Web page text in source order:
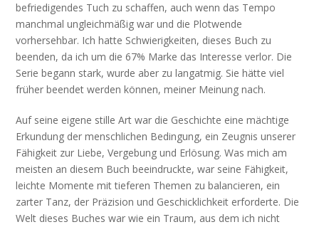
befriedigendes Tuch zu schaffen, auch wenn das Tempo
manchmal ungleichmäßig war und die Plotwende
vorhersehbar. Ich hatte Schwierigkeiten, dieses Buch zu
beenden, da ich um die 67% Marke das Interesse verlor. Die
Serie begann stark, wurde aber zu langatmig. Sie hätte viel
früher beendet werden können, meiner Meinung nach.
Auf seine eigene stille Art war die Geschichte eine mächtige
Erkundung der menschlichen Bedingung, ein Zeugnis unserer
Fähigkeit zur Liebe, Vergebung und Erlösung. Was mich am
meisten an diesem Buch beeindruckte, war seine Fähigkeit,
leichte Momente mit tieferen Themen zu balancieren, ein
zarter Tanz, der Präzision und Geschicklichkeit erforderte. Die
Welt dieses Buches war wie ein Traum, aus dem ich nicht